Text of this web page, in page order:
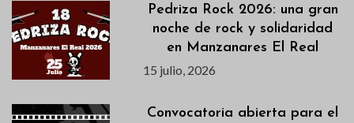
Pedriza Rock 2026: una gran
noche de rock y solidaridad
en Manzanares El Real
15 julio, 2026
Convocatoria abierta para el